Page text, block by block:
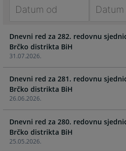
forward
to
interact
with
the
calendar
and
select
a
date.
Press
forward
with
the
select
a
31.07.2026.
Dnevni red za 282. redovnu
Brčko distrikta BiH
26.06.2026.
Dnevni red za 281. redovnu
Brčko distrikta BiH
25.05.2026.
Dnevni red za 280. redovnu
Brčko distrikta BiH